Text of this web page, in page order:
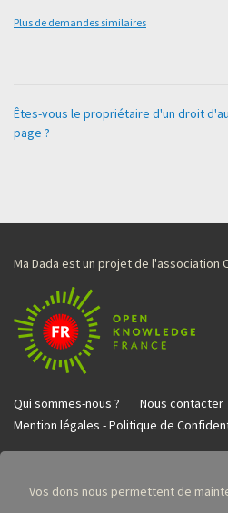
Plus de demandes similaires
Êtes-vous le propriétaire d'un droit
page ?
Ma Dada est un projet de l'association
Qui sommes-nous ? Nous contacter
Mention légales - Politique de
Vos dons nous permettent de